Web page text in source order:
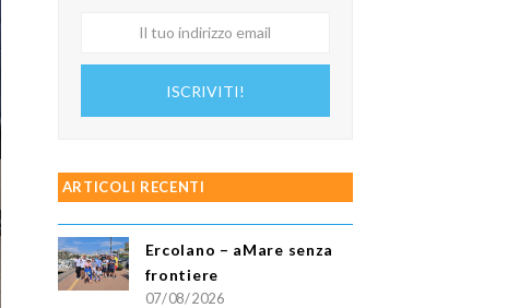
ISCRIVITI!
ARTICOLI RECENTI
Ercolano – aMare senza
frontiere
07/08/2026